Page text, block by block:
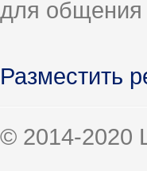
для общения
Разместить
© 2014-2020